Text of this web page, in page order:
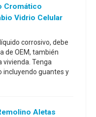
Cromático
Vidrio Celular
corrosivo, debe
de OEM, también
vivienda. Tenga
incluyendo guantes y
Aletas